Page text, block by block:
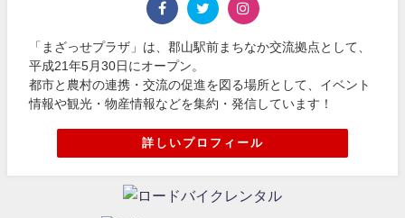
「まざっせプラザ」は、郡山駅前まちなか交流拠点として、
平成21年5月30日にオープン。
都市と農村の連携・交流の促進を図る場所として、イベント
情報や観光・物産情報などを集約・発信しています！
詳しいプロフィール